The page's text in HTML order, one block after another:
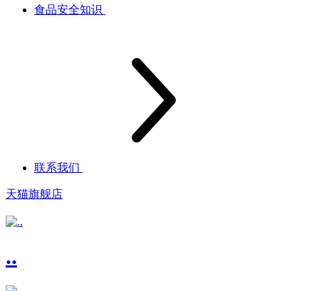
食品安全知识
联系我们
天猫旗舰店
..